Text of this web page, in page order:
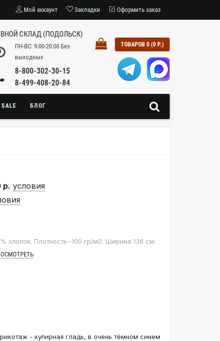
Мой аккаунт Закладки Оформить заказ
СКЛАД (ПОДОЛЬСК)
ПН-ВС: 9:00-20:00 Без
выходных
8-800-302-30-15
8-499-408-20-84
ТОВАРОВ 0 (0 Р.)
SALE БЛОГ
р. условия
хлопок. Плотность~100 гр/м2. Ширина 138 см.
- кулирная гладь, в очень тёмном синем